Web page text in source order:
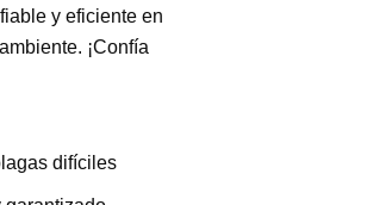
y eficiente en
¡Confía
difíciles